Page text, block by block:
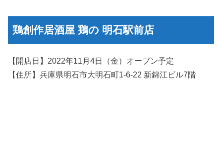
鶏創作居酒屋 鶏の 明石駅前店
【開店日】2022年11月4日（金）オープン予定
【住所】兵庫県明石市大明石町1-6-22 新錦江ビル7階